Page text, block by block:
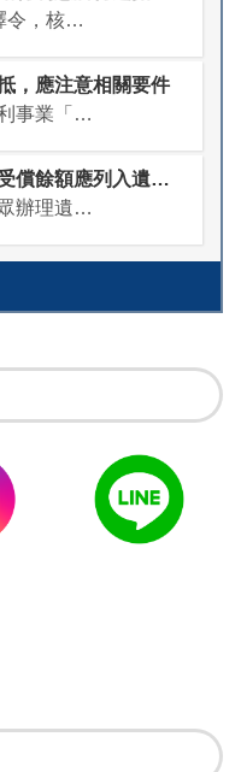
財政部於今（6）日發布解釋令，核釋網路借貸平臺業務事業（P2P平臺業者）為借貸雙方提供資金借貸媒合相關服務，並控管借貸款項金流移轉者，於給付借貸款項之利息所得予出借人時，應依所得稅法第88條、第89條...
，應注意相關要件
在景氣波動商業環境中，營利事業「轉虧為盈」是其經營目標，然以往年度營業虧損，原則上不得扣抵本年度盈餘，但營利事業若適用所得稅法第39條「盈虧互抵」規定，即可將過去10年內經稽徵機關核定的虧損，自當年度...
股東借款給公司，死亡日未受償餘額應列入遺產申報
財政部南區國稅局表示，民眾辦理遺產稅申報時，如被繼承人生前借錢給其投資經營公司，於死亡日尚有未受償的借款餘額，因屬被繼承人遺留對公司的債權，應列入遺產申報。 該局說明，國內的中小企業大多屬家族企業，股...